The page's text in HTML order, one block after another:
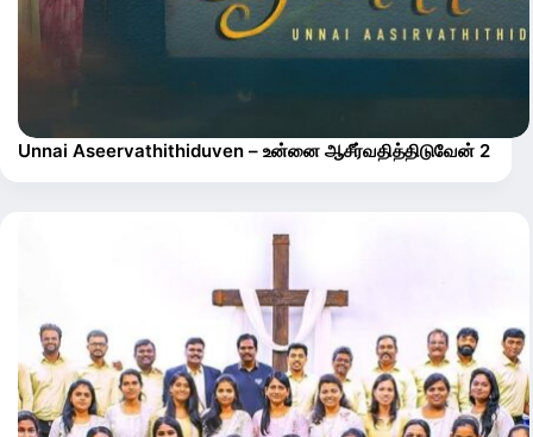
Unnai Aseervathithiduven – உன்னை ஆசீர்வதித்திடுவேன் 2